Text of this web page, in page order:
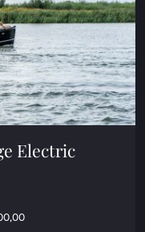
Electric